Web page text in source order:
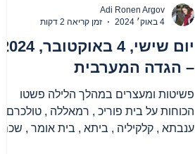
יום שישי, 4 באוקטובר, 2024
– הגדה המערבית
פשיטות ומעצרים במהלך הלילה פשטו
הכוחות על בית פוריכ , רמאללה , טולכרם ,
ענבתא , קלקיליה , ביתא , בית אומר , שכם .
Adi Ronen Argov
4 באוק׳ 2024
זמן קריאה 2 דקות